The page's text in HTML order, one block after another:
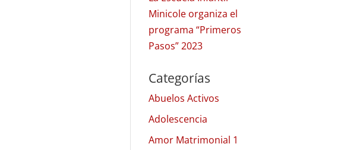
Minicole organiza el
programa “Primeros
Pasos” 2023
Categorías
Abuelos Activos
Adolescencia
Amor Matrimonial 1